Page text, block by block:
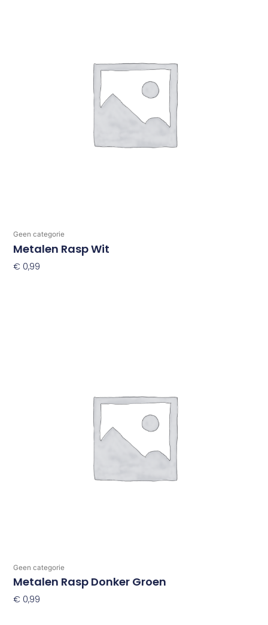
Geen categorie
Metalen Rasp Wit
€ 0,99
Geen categorie
Metalen Rasp Donker Groen
€ 0,99